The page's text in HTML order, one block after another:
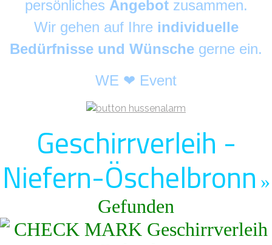
persönliches Angebot zusammen.
Wir gehen auf Ihre individuelle
Bedürfnisse und Wünsche gerne ein.
WE ❤ Event
Geschirrverleih -
Niefern-Öschelbronn »
Gefunden